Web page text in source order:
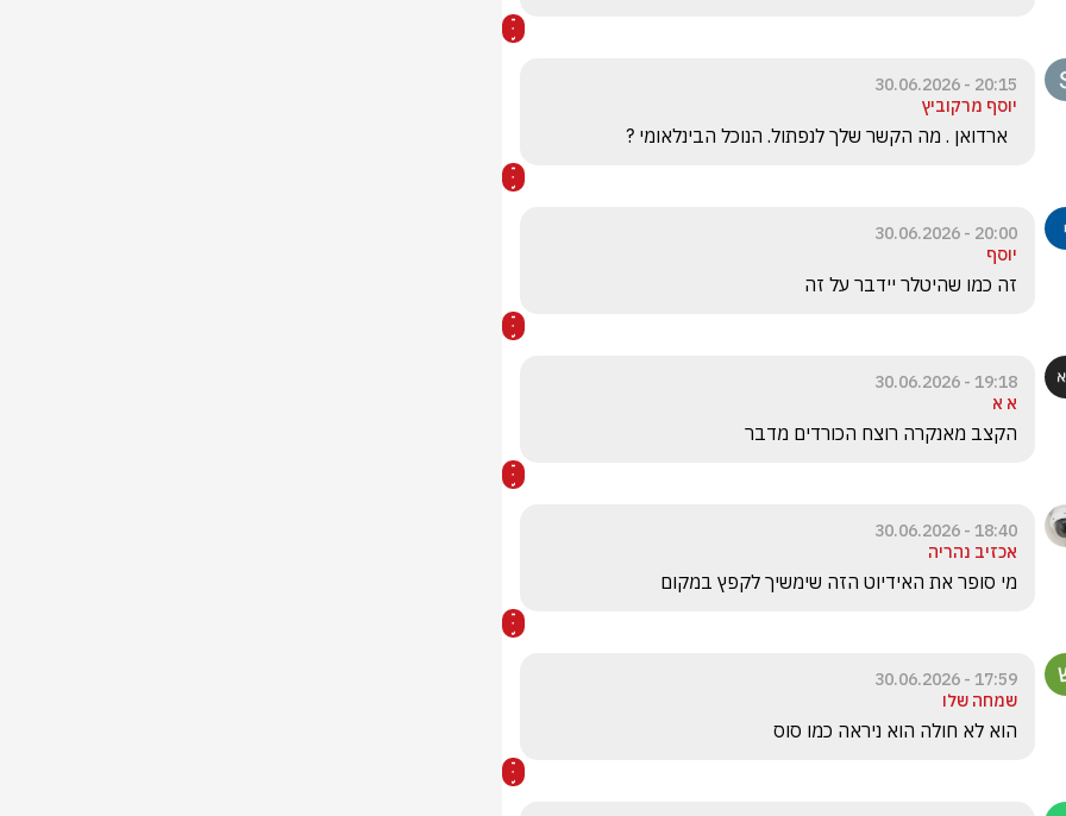
20:15 - 30.06.2026
יוסף מרקוביץ
20:00 - 30.06.2026
יוסף
זה כמו שהיטלר יידבר על זה
19:18 - 30.06.2026
א א
הקצב מאנקרה רוצח הכורדים מדבר
18:40 - 30.06.2026
אכזיב נהריה
מי סופר את האידיוט הזה שימשיך לקפץ במקום
17:59 - 30.06.2026
שמחה שלו
הוא לא חולה הוא ניראה כמו סוס